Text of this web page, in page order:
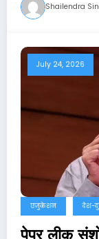
Shailendra
July 24, 2026
एजुकेशन देश-